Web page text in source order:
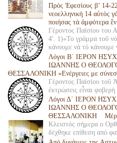
Πρός Ἐφεσίους β’ 14-
νεοελληνική 14 αὐτὸς
ποιήσας τὰ ἀμφότερα ἓν
Γέροντος Παϊσίου του
4'. 1)«Το γράμμα τοῦ
κάνουμε νά τό κάνουμε
Λόγοι Β΄ ΙΕΡΟΝ
ΙΩΑΝΝΗΣ Ο
ΘΕΣΣΑΛΟΝΙΚΗ «Ενέργειες με
Γέροντος Παϊσίου τοῦ
ἐκτρώσεις εἶναι
Λόγοι Δ΄ ΙΕΡΟΝ
ΙΩΑΝΝΗΣ Ο
ΘΕΣΣΑΛΟΝΙΚΗ Μέρος
Κλειστός σήμερα ο
δέχθηκε επίθεση από